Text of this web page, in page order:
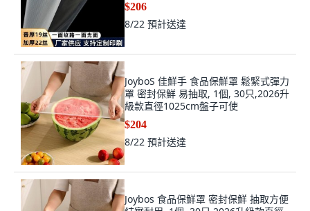
$206
8/22 預計送達
JoyboS 佳鮮手 食品保鮮罩 鬆緊式彈力
罩 密封保鮮 易抽取, 1個, 30只,2026升
級款直徑1025cm盤子可使
$204
8/22 預計送達
Joybos 食品保鮮罩 密封保鮮 抽取方便